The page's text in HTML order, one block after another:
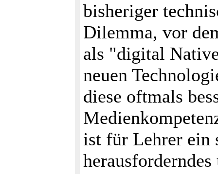
bisheriger
Dilemma, vor
als "digital
neuen
diese oftmals
ist für Lehrer ein